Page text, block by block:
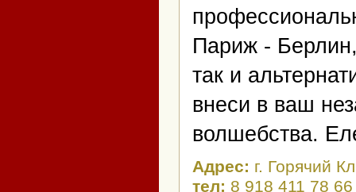
Париж -
так и
внеси в ваш
волшебства.
Адрес: г. Горячий
тел: 8 918 411 78 66